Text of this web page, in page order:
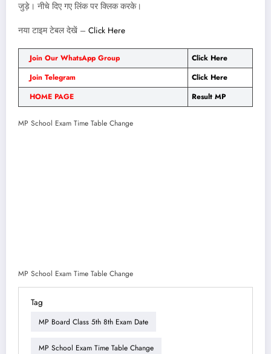
जुड़े। नीचे दिए गए लिंक पर क्लिक करके।
नया टाइम टेबल देखें – Click Here
Join Our WhatsApp Group
Click Here
Join Telegram
Click Here
HOME PAGE
Result MP
MP School Exam Time Table Change
MP School Exam Time Table Change
Tag
MP Board Class 5th 8th Exam Date
MP School Exam Time Table Change